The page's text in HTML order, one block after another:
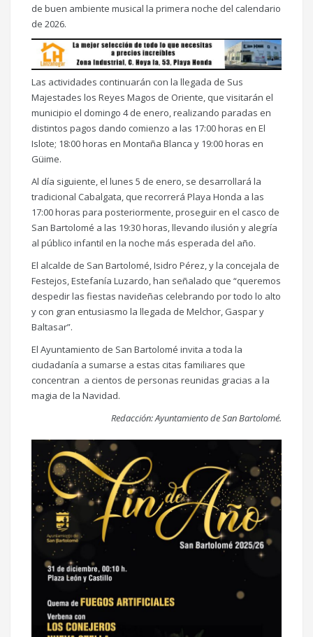
de buen ambiente musical la primera noche del calendario
de 2026.
Las actividades continuarán con la llegada de Sus
Majestades los Reyes Magos de Oriente, que visitarán el
municipio el domingo 4 de enero, realizando paradas en
distintos pagos dando comienzo a las 17:00 horas en El
Islote; 18:00 horas en Montaña Blanca y 19:00 horas en
Güime.
Al día siguiente, el lunes 5 de enero, se desarrollará la
tradicional Cabalgata, que recorrerá Playa Honda a las
17:00 horas para posteriormente, proseguir en el casco de
San Bartolomé a las 19:30 horas, llevando ilusión y alegría
al público infantil en la noche más esperada del año.
El alcalde de San Bartolomé, Isidro Pérez, y la concejala de
Festejos, Estefanía Luzardo, han señalado que “queremos
despedir las fiestas navideñas celebrando por todo lo alto
y con gran entusiasmo la llegada de Melchor, Gaspar y
Baltasar”.
El Ayuntamiento de San Bartolomé invita a toda la
ciudadanía a sumarse a estas citas familiares que
concentran a cientos de personas reunidas gracias a la
magia de la Navidad.
Redacción: Ayuntamiento de San Bartolomé.